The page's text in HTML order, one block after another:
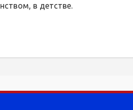
в детстве.